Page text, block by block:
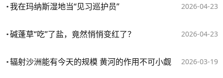
2026-04-23
我在玛纳斯湿地当“见习巡护员”
2026-04-23
碱蓬草“吃”了盐，竟然悄悄变红了？
2026-03-19
辐射沙洲能有今天的规模 黄河的作用不可小觑